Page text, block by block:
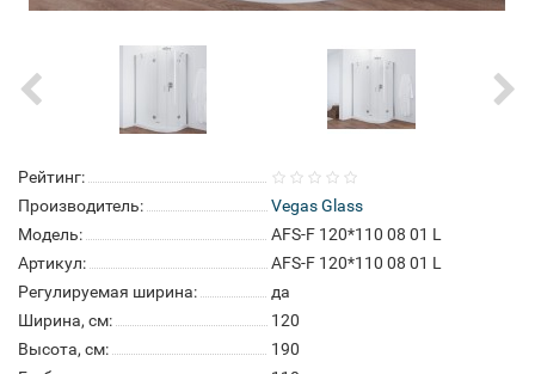
Рейтинг:
Производитель:
Vegas Glass
Модель:
AFS-F 120*110 08 01 L
Артикул:
AFS-F 120*110 08 01 L
Регулируемая ширина:
да
Ширина, см:
120
Высота, см:
190